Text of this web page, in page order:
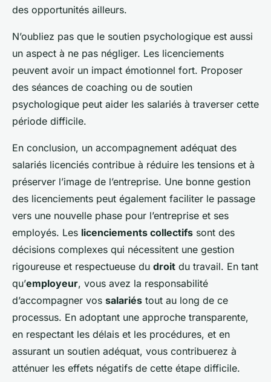
des opportunités ailleurs.
N’oubliez pas que le soutien psychologique est aussi
un aspect à ne pas négliger. Les licenciements
peuvent avoir un impact émotionnel fort. Proposer
des séances de coaching ou de soutien
psychologique peut aider les salariés à traverser cette
période difficile.
En conclusion, un accompagnement adéquat des
salariés licenciés contribue à réduire les tensions et à
préserver l’image de l’entreprise. Une bonne gestion
des licenciements peut également faciliter le passage
vers une nouvelle phase pour l’entreprise et ses
employés. Les licenciements collectifs sont des
décisions complexes qui nécessitent une gestion
rigoureuse et respectueuse du droit du travail. En tant
qu’employeur, vous avez la responsabilité
d’accompagner vos salariés tout au long de ce
processus. En adoptant une approche transparente,
en respectant les délais et les procédures, et en
assurant un soutien adéquat, vous contribuerez à
atténuer les effets négatifs de cette étape difficile.